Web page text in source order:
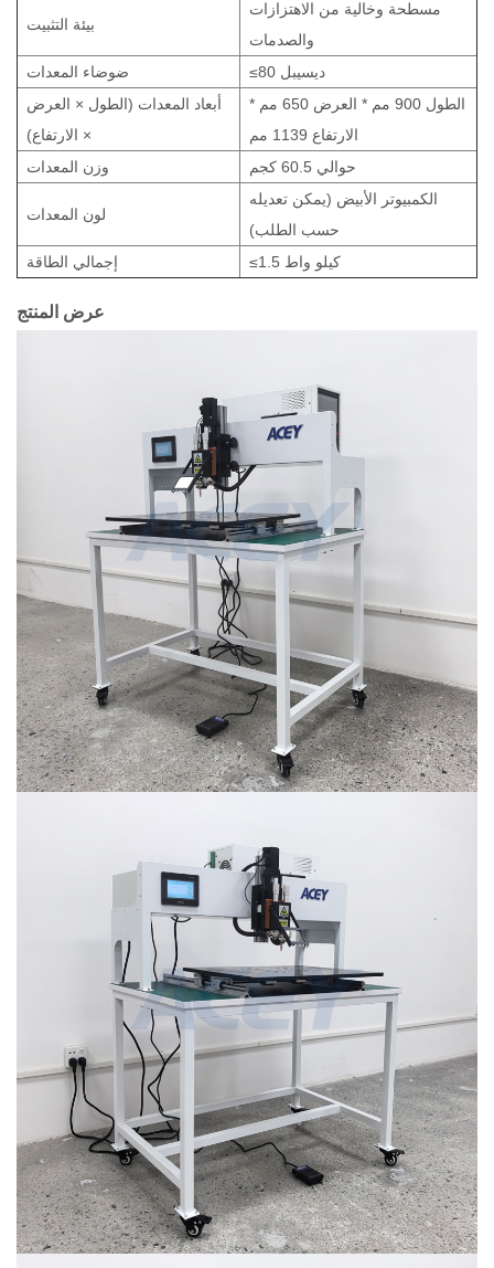
بيئة التثبيت
مسطحة وخالية من الاهتزازات
والصدمات
ضوضاء المعدات
≤80 ديسيبل
أبعاد المعدات (الطول × العرض
× الارتفاع)
الطول 900 مم * العرض 650 مم *
الارتفاع 1139 مم
وزن المعدات
حوالي 60.5 كجم
لون المعدات
الكمبيوتر الأبيض (يمكن تعديله
حسب الطلب)
إجمالي الطاقة
≤1.5 كيلو واط
عرض المنتج